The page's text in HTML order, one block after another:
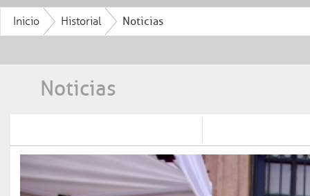
Inicio Historial Noticias
Noticias